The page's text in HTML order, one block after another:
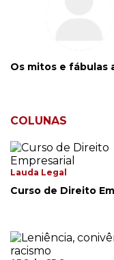
Os mitos e fábulas
COLUNAS
Lauda Legal
Curso de Direito